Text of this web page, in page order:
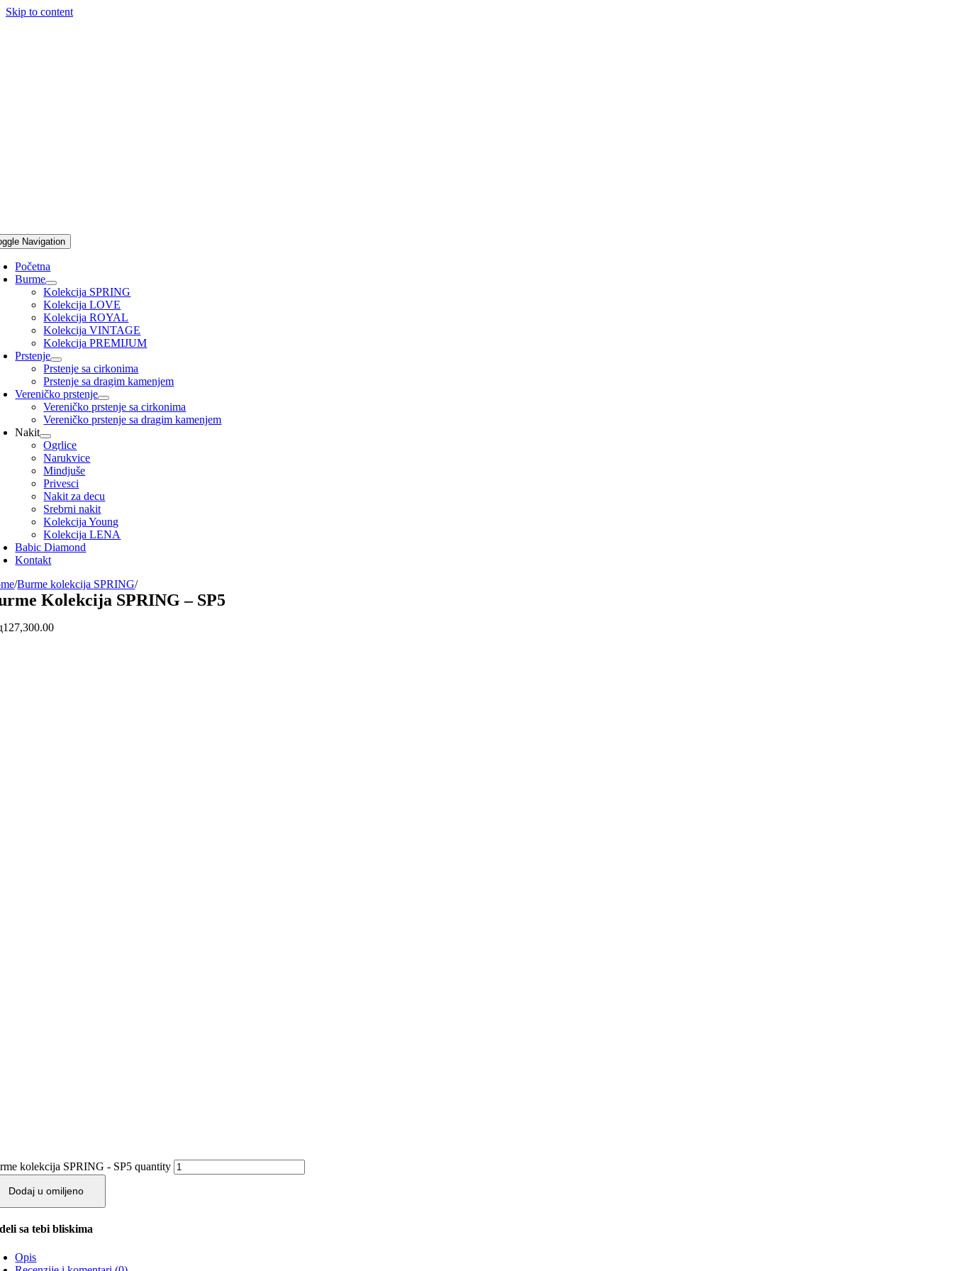
Skip to content
Navigation
Početna
Burme
Kolekcija SPRING
Kolekcija LOVE
Kolekcija ROYAL
Kolekcija VINTAGE
Kolekcija PREMIJUM
Prstenje
Prstenje sa cirkonima
Prstenje sa dragim kamenjem
Vereničko prstenje
Vereničko prstenje sa cirkonima
Vereničko prstenje sa dragim kamenjem
Nakit
Ogrlice
Narukvice
Mindjuše
Privesci
Nakit za decu
Srebrni nakit
Kolekcija Young
Kolekcija LENA
Babic Diamond
Kontakt
/Burme kolekcija SPRING/
Kolekcija SPRING – SP5
127,300.00
kolekcija SPRING - SP5 quantity
Dodaj u omiljeno
sa tebi bliskima
Opis